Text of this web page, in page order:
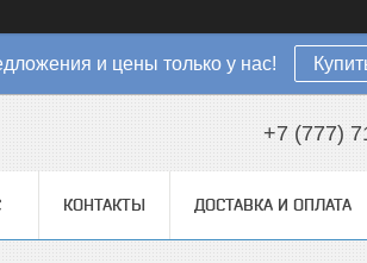
и цены только у нас!
+7 (777)
КОНТАКТЫ ДОСТАВКА И ОПЛАТА